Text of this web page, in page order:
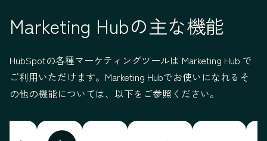
Marketing Hubの主な機能
HubSpotの各種マーケティングツールは Marketing Hub で
ご利用いただけます。Marketing Hubでお使いになれるそ
の他の機能については、以下をご参照ください。